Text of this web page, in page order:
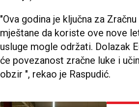
"Ova godina je ključna za
mještane da koriste ove nove
usluge mogle održati. Dolazak
će povezanost zračne luke i
obzir ", rekao je Raspudić.